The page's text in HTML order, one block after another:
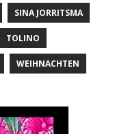
SINA JORRITSMA
TOLINO
WEIHNACHTEN